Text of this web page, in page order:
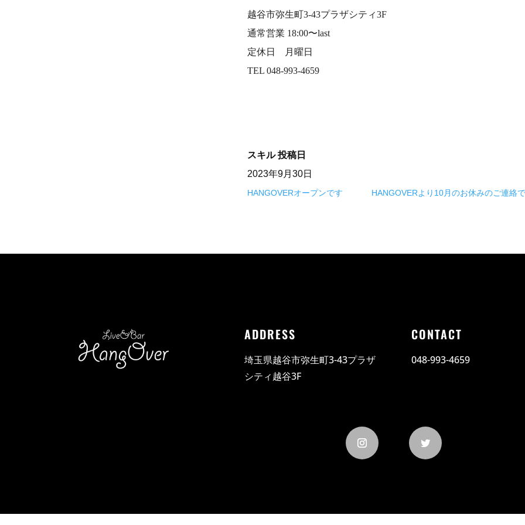
越谷市弥生町3-43プラザシティ3F
通常営業 18:00〜last
定休日 月曜日
TEL 048-993-4659
スキル 投稿日
2023年9月30日
HANGOVERオープンです HANGOVERより10月のお休みのご連絡
ADDRESS
埼玉県越谷市弥生町3-43プラザ
シティ越谷3F
CONTACT
048-993-4659